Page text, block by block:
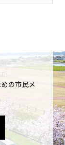
の市民メ